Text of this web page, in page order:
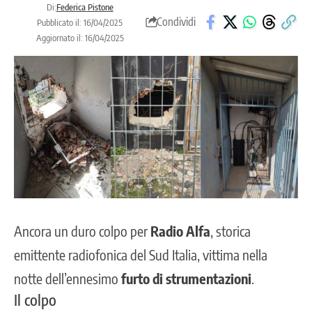
Di:Federica Pistone
Pubblicato il: 16/04/2025
Aggiornato il: 16/04/2025
Condividi
Ancora un duro colpo perRadio Alfa , storica
emittente radiofonica del Sud Italia, vittima nella
notte dell’ennesimo furto di strumentazioni
Il colpo